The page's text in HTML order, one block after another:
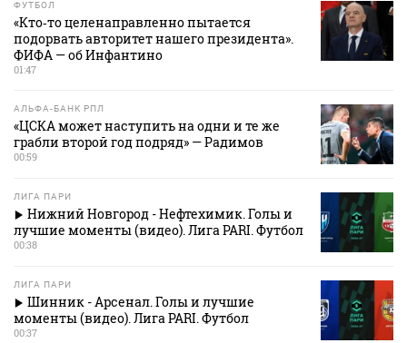
ФУТБОЛ
«Кто‑то целенаправленно пытается
подорвать авторитет нашего президента».
ФИФА — об Инфантино
01:47
АЛЬФА-БАНК РПЛ
«ЦСКА может наступить на одни и те же
грабли второй год подряд» — Радимов
00:59
ЛИГА ПАРИ
Нижний Новгород - Нефтехимик. Голы и
лучшие моменты (видео). Лига PARI. Футбол
00:38
ЛИГА ПАРИ
Шинник - Арсенал. Голы и лучшие
моменты (видео). Лига PARI. Футбол
00:37